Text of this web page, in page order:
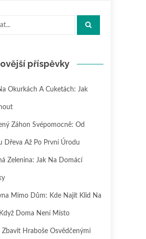
příspěvky
Okurkách A Cuketách: Jak
Záhon Svépomocně: Od
Dřeva Až Po První Úrodu
Zelenina: Jak Na Domácí
Mimo Dům: Kde Najít Klid Na
Doma Není Místo
Zbavit Hraboše Osvědčenými